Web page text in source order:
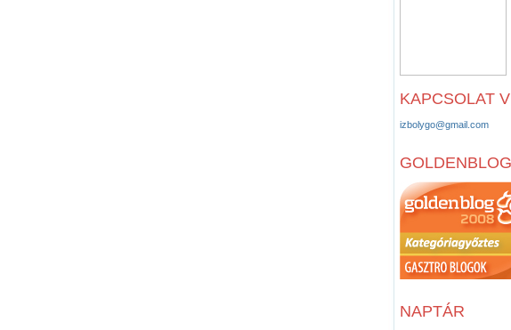
KAPCSOLAT
izbolygo@gmail.com
GOLDENBLOG
NAPTÁR